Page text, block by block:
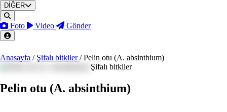
DİĞER
Foto Video Gönder
Anasayfa / Şifalı bitkiler/ Pelin otu (A. absinthium)
Şifalı bitkiler
Pelin otu (A. absinthium)